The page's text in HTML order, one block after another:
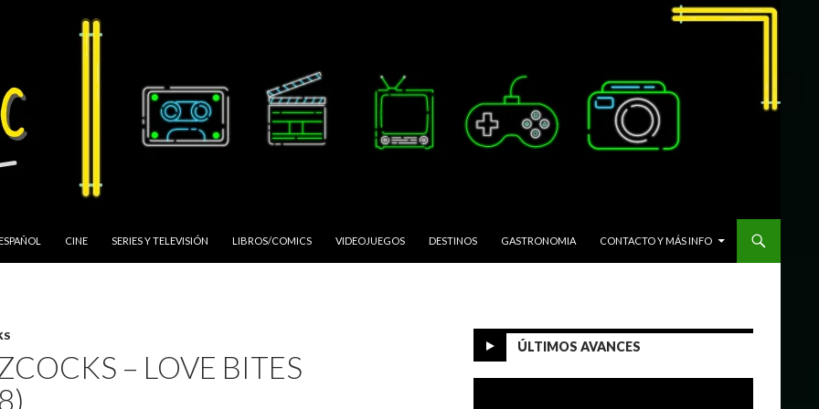
CINE SERIES Y TELEVISIÓN LIBROS/COMICS VIDEOJUEGOS DESTINOS GASTRONOMIA CONTACTO Y MÁS INFO
– LOVE BITES
ÚLTIMOS AVANCES